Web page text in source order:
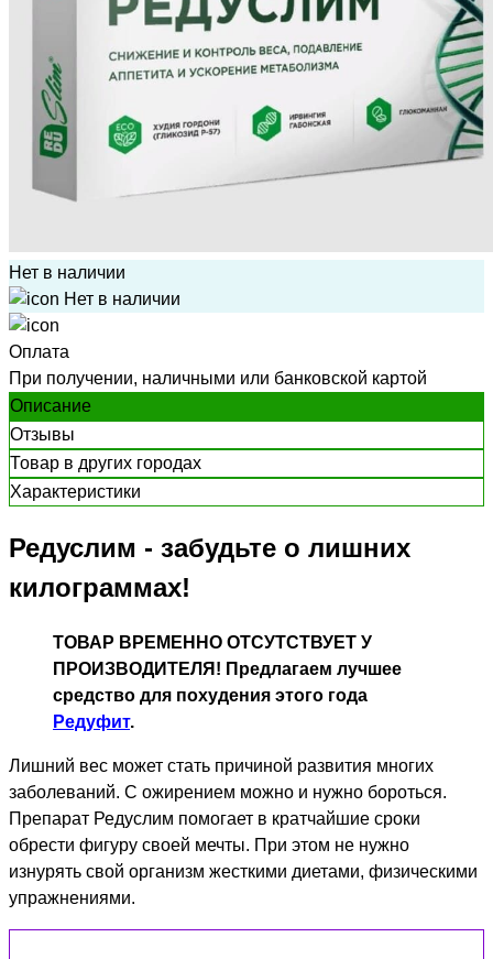
Нет в наличии
Нет в наличии
Оплата
При получении, наличными или банковской картой
Описание
Отзывы
Товар в других городах
Характеристики
Редуслим - забудьте о лишних
килограммах!
ТОВАР ВРЕМЕННО ОТСУТСТВУЕТ У
ПРОИЗВОДИТЕЛЯ! Предлагаем лучшее
средство для похудения этого года
Редуфит.
Лишний вес может стать причиной развития многих
заболеваний. С ожирением можно и нужно бороться.
Препарат Редуслим помогает в кратчайшие сроки
обрести фигуру своей мечты. При этом не нужно
изнурять свой организм жесткими диетами, физическими
упражнениями.